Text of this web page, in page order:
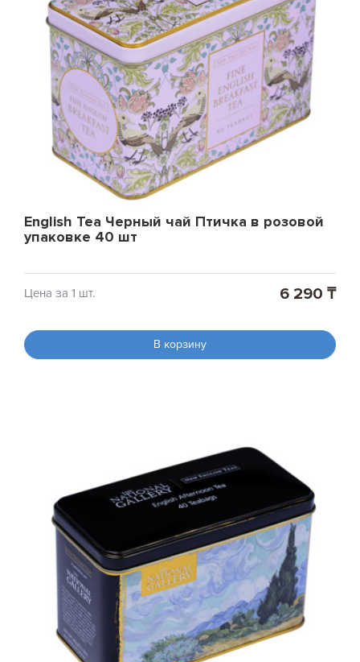
English Tea Черный чай Птичка в розовой
упаковке 40 шт
Цена за 1 шт. 6 290 ₸
В корзину